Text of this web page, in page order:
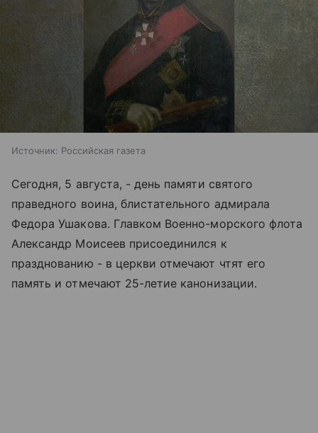
Источник: Российская газета
Сегодня, 5 августа, - день памяти святого
праведного воина, блистательного адмирала
Федора Ушакова. Главком Военно-морского флота
Александр Моисеев присоединился к
празднованию - в церкви отмечают чтят его
память и отмечают 25-летие канонизации.